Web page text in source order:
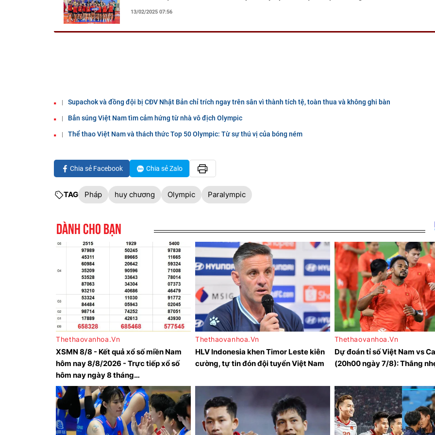
13/02/2025 07:56
Supachok và đồng đội bị CĐV Nhật Bản chỉ trích ngay trên sân vì thành tích tệ, toàn thua và không ghi bàn
Bắn súng Việt Nam tìm cảm hứng từ nhà vô địch Olympic
Thể thao Việt Nam và thách thức Top 50 Olympic: Từ sự thú vị của bóng ném
Chia sẻ Facebook Chia sẻ Zalo
TAG Pháp huy chương Olympic Paralympic